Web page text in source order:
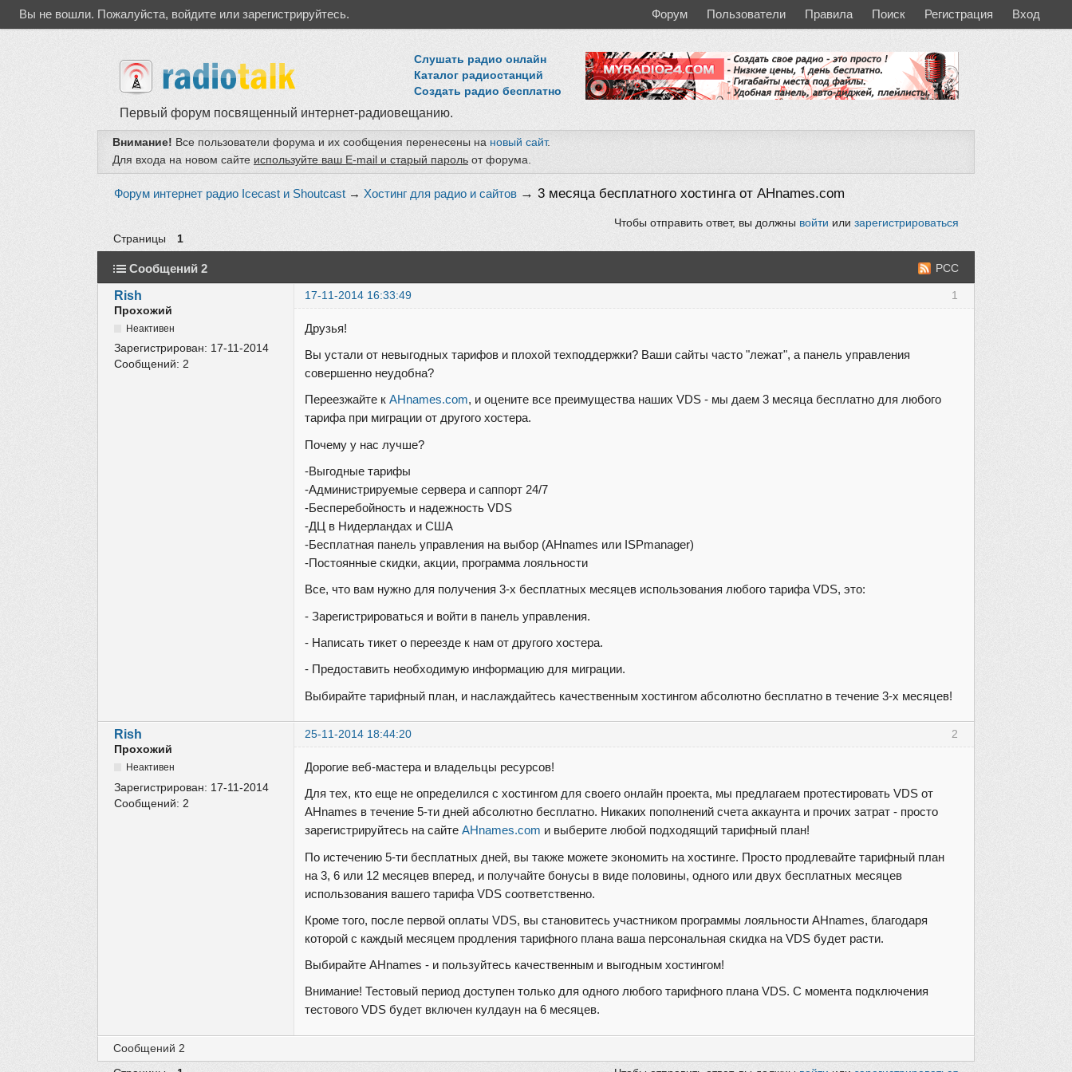
Вы не вошли. Пожалуйста, войдите или зарегистрируйтесь. Форум Пользователи Правила Поиск Регистрация Вход
Слушать радио онлайн
Каталог радиостанций
Создать радио бесплатно
Первый форум посвященный интернет-радиовещанию.
Внимание! Все пользователи форума и их сообщения перенесены на новый сайт.
Для входа на новом сайте используйте ваш E-mail и старый пароль от форума.
Форум интернет радио Icecast и Shoutcast → Хостинг для радио и сайтов → 3 месяца бесплатного хостинга от AHnames.com
Страницы 1
Чтобы отправить ответ, вы должны войти или зарегистрироваться
РСС
Сообщений 2
1
Rish
17-11-2014 16:33:49
Прохожий
Неактивен
Зарегистрирован: 17-11-2014
Сообщений:2
Друзья!
Вы устали от невыгодных тарифов и плохой техподдержки? Ваши сайты часто "лежат", а панель управления
совершенно неудобна?
Переезжайте кAHnames.com, и оцените все преимущества наших VDS - мы даем 3 месяца бесплатно для любого
тарифа при миграции от другого хостера.
Почему у нас лучше?
-Выгодные тарифы
-Администрируемые сервера и саппорт 24/7
-Бесперебойность и надежность VDS
-ДЦ в Нидерландах и США
-Бесплатная панель управления на выбор (AHnames или ISPmanager)
-Постоянные скидки, акции, программа лояльности
Все, что вам нужно для получения 3-х бесплатных месяцев использования любого тарифа VDS, это:
- Зарегистрироваться и войти в панель управления.
- Написать тикет о переезде к нам от другого хостера.
- Предоставить необходимую информацию для миграции.
Выбирайте тарифный план, и наслаждайтесь качественным хостингом абсолютно бесплатно в течение 3-х месяцев!
2
Rish
25-11-2014 18:44:20
Прохожий
Неактивен
Зарегистрирован: 17-11-2014
Сообщений: 2
Дорогие веб-мастера и владельцы ресурсов!
Для тех, кто еще не определился с хостингом для своего онлайн проекта, мы предлагаем протестировать VDS от
AHnames в течение 5-ти дней абсолютно бесплатно. Никаких пополнений счета аккаунта и прочих затрат - просто
зарегистрируйтесь на сайтеAHnames.com и выберите любой подходящий тарифный план!
По истечению 5-ти бесплатных дней, вы также можете экономить на хостинге. Просто продлевайте тарифный план
на 3, 6 или 12 месяцев вперед, и получайте бонусы в виде половины, одного или двух бесплатных месяцев
использования вашего тарифа VDS соответственно.
Кроме того, после первой оплаты VDS, вы становитесь участником программы лояльности AHnames, благодаря
которой с каждый месяцем продления тарифного плана ваша персональная скидка на VDS будет расти.
Выбирайте AHnames - и пользуйтесь качественным и выгодным хостингом!
Внимание! Тестовый период доступен только для одного любого тарифного плана VDS. C момента подключения
тестового VDS будет включен кулдаун на 6 месяцев.
Сообщений 2